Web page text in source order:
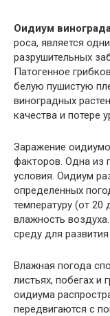
Оидиум
роса, является
разрушительных
Патогенное
белую пушистую
виноградных
качества и потере
Заражение
факторов. Одна из
условия. Оидиум
определенных
температуру (от
влажность
среду для развития
Влажная погода
листьях, побегах и
оидиума
передвигаются с